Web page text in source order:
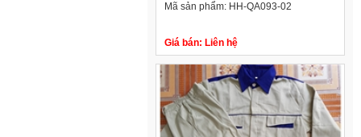
Mã sản phẩm: HH-QA093-02
Giá bán: Liên hệ